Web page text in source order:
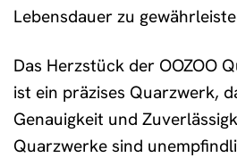
Lebensdauer zu
Das Herzstück der OOZOO
ist ein präzises Quarzwerk,
Genauigkeit und
Quarzwerke sind